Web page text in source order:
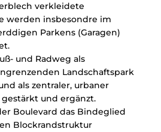
verkleidete
werden insbesondre im
Parkens (Garagen)
und Radweg als
Landschaftspark
als zentraler, urbaner
und ergänzt.
Boulevard das Bindeglied
Blockrandstruktur